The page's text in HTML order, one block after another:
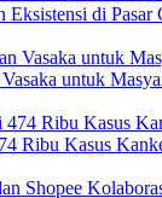
di Pasar
untuk
Ribu Kasus